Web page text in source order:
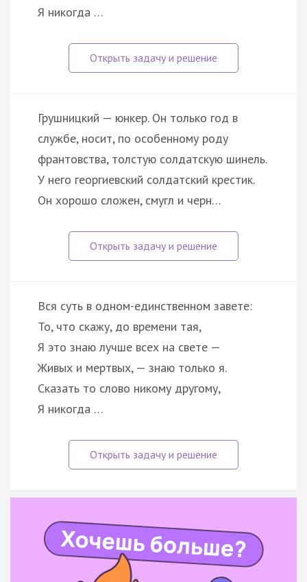
Я никогда …
Грушницкий — юнкер. Он только год в
службе, носит, по особенному роду
франтовства, толстую солдатскую шинель.
У него георгиевский солдатский крестик.
Он хорошо сложен, смугл и черн…
Вся суть в одном-единственном завете:
То, что скажу, до времени тая,
Я это знаю лучше всех на свете —
Живых и мертвых, — знаю только я.
Сказать то слово никому другому,
Я никогда …